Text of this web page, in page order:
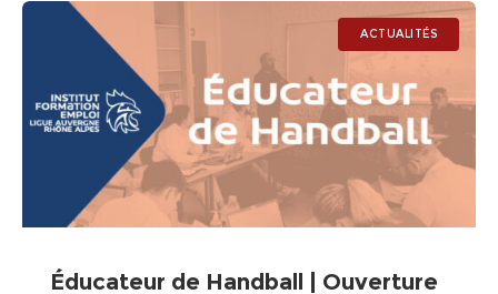
ACTUALITÉS
Éducateur de Handball | Ouverture